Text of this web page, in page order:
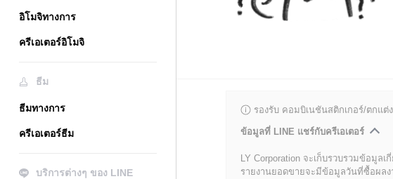
อิโมจิทางการ
ครีเอเตอร์อิโมจิ
ธีม
ธีมทางการ
ครีเอเตอร์ธีม
บริการต่างๆ ของ LINE
รองรับ คอมบิเนชันสติกเกอร์/ตกแต่ง
ข้อมูลที่ LINE แชร์กับครีเอเตอร์
LY Corporation จะเก็บรวบรวมข้อมูล
รายงานยอดขายจะมีข้อมูลวันที่ซื้อผล